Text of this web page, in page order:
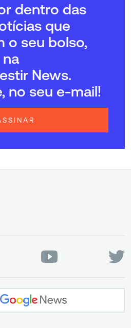
dentro das
que
o seu bolso,
News.
no seu e-mail!